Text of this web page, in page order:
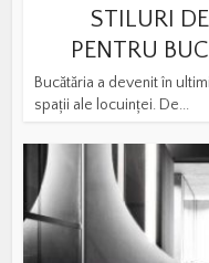
STILURI
PENTRU
Bucătăria a devenit în
spații ale locuinței. De...